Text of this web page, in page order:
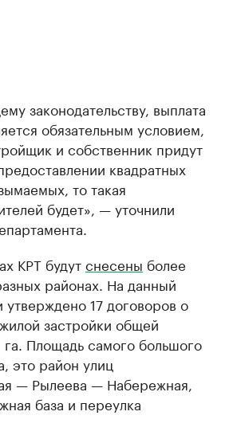
законодательству, выплата
обязательным условием,
и собственник придут
квадратных
то такая
будет», — уточнили
КРТ будутснесены более
районах. На данный
17 договоров о
застройки общей
Площадь самого большого
это район улиц
— Рылеева — Набережная,
база и переулка